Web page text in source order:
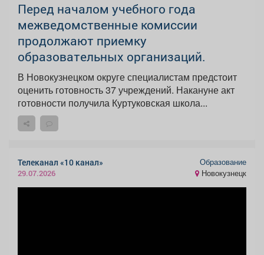
Перед началом учебного года
межведомственные комиссии
продолжают приемку
образовательных организаций.
В Новокузнецком округе специалистам предстоит
оценить готовность 37 учреждений. Накануне акт
готовности получила Куртуковская школа...
Телеканал «10 канал»
29.07.2026
Образование
Новокузнецк